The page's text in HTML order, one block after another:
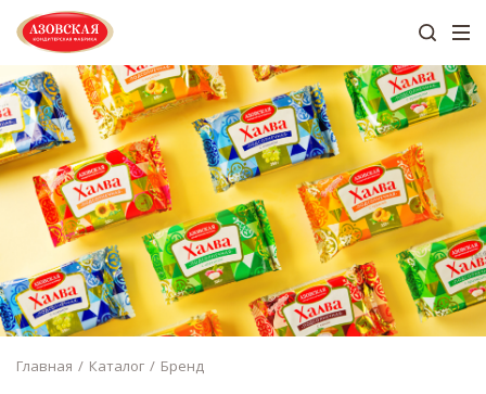
Главная Каталог Бренд